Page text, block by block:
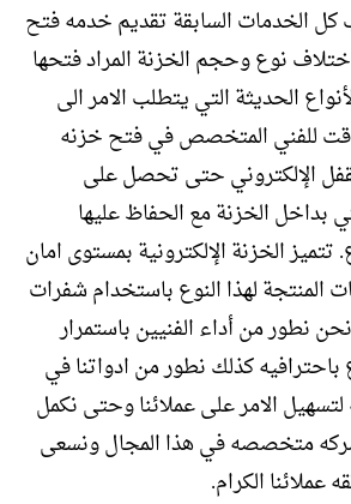
الخدمات السابقة تقديم خدمه فتح
نوع وحجم الخزنة المراد فتحها
الحديثة التي يتطلب الامر الى
للفني المتخصص في فتح خزنه
الإلكتروني حتى تحصل على
بداخل الخزنة مع الحفاظ عليها
الخزنة الإلكترونية بمستوى امان
المنتجة لهذا النوع باستخدام شفرات
نطور من أداء الفنيين باستمرار
باحترافيه كذلك نطور من ادواتنا في
الامر على عملائنا وحتى نكمل
متخصصه في هذا المجال ونسعى
الكرام.